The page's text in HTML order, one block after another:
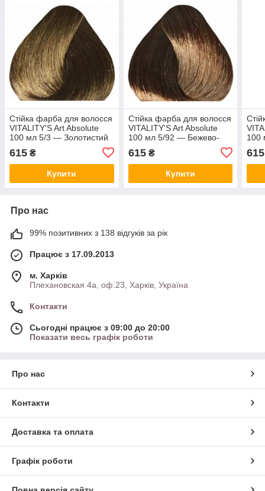
Стійка фарба для волосся
VITALITY'S Art Absolute
100 мл 5/3 — Золотистий
615 ₴
Купити
Стійка фарба для волосся
VITALITY'S Art Absolute
100 мл 5/92 — Бежево-
шатен
615₴
Купити
100
615
Про нас
99% позитивних з 138 відгуків за рік
Працює з 17.09.2013
м. Харків
Плехановская 4а, оф.23, Харків, Україна
Контакти
Сьогодні працює з 09:00 до 20:00
Показати весь графік роботи
Про нас
Контакти
Доставка та оплата
Графік роботи